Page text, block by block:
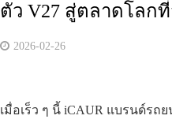
ตัว V27 สู่ตลาดโลก
2026-02-26
เมื่อเร็ว ๆ นี้ iCAUR แบรนด์รถ